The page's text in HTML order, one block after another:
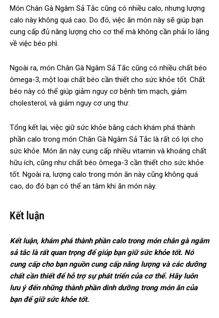
Món Chân Gà Ngâm Sả Tắc cũng có nhiều calo, nhưng lượng
calo này không quá cao. Do đó, việc ăn món này sẽ giúp bạn
cung cấp đủ năng lượng cho cơ thể mà không cần phải lo lắng
về việc béo phì.
Ngoài ra, món Chân Gà Ngâm Sả Tắc cũng có nhiều chất béo
ômega-3, một loại chất béo cần thiết cho sức khỏe tốt. Chất
béo này có thể giúp giảm nguy cơ bệnh tim mạch, giảm
cholesterol, và giảm nguy cơ ung thư.
Tổng kết lại, việc giữ sức khỏe bằng cách khám phá thành
phần calo trong món Chân Gà Ngâm Sả Tắc là rất có lợi cho
sức khỏe. Món ăn này cung cấp nhiều vitamin và khoáng chất
hữu ích, cũng như chất béo ômega-3 cần thiết cho sức khỏe
tốt. Ngoài ra, lượng calo trong món ăn này cũng không quá
cao, do đó bạn có thể an tâm khi ăn món này.
Kết luận
Kết luận, khám phá thành phần calo trong món chân gà ngâm
sả tắc là rất quan trọng để giúp bạn giữ sức khỏe tốt. Nó
cung cấp cho bạn nguồn cung cấp năng lượng và các dưỡng
chất cần thiết để hỗ trợ sự phát triển của cơ thể. Hãy luôn
lưu ý đến những thành phần dinh dưỡng trong món ăn của
bạn để giữ sức khỏe tốt.